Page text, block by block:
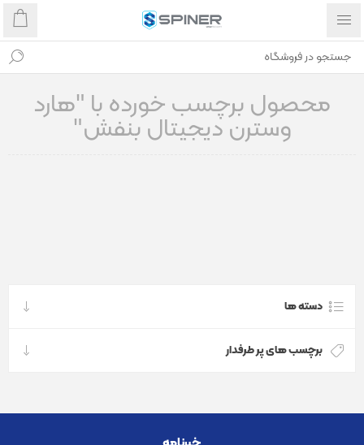
محصول برچسب خورده با "هارد
وسترن دیجیتال بنفش"
دسته ها
برچسب های پر طرفدار